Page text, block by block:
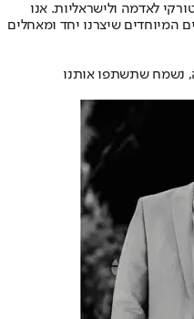
לאדמה ולישראליות. אנו
המיוחדים שיצרנו יחד ומאחלים
נשמח שתשתפו אותנו